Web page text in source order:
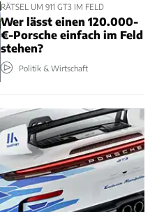
RÄTSEL UM 911 GT3 IM FELD
Wer lässt einen 120.000-
€-Porsche einfach im Feld
stehen?
Politik & Wirtschaft